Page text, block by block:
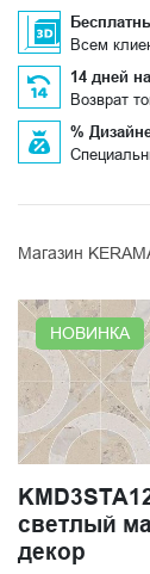
Всем
14 дней
Возврат
%
Магазин
НОВИНКА
светлый
декор